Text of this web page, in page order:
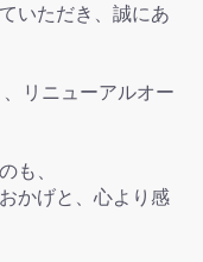
いただき、誠にあ
リニューアルオー
も、
かげと、心より感